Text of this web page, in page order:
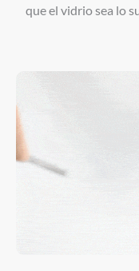
que el vidrio sea lo